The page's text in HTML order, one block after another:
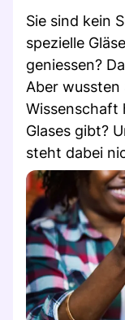
Sie sind kein
spezielle
geniessen?
Aber wussten
Wissenschaft
Glases gibt?
steht dabei